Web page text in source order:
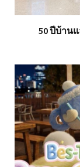
50 ปีบ้าน